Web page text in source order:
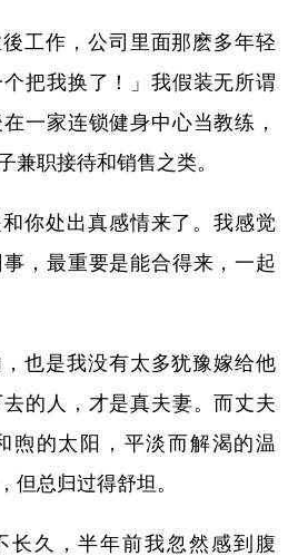
後工作，公司里面那麽多年轻
把我换了！」我假装无所谓
一家连锁健身中心当教练，
兼职接待和销售之类。
和你处出真感情来了。我感觉
，最重要是能合得来，一起
也是我没有太多犹豫嫁给他
的人，才是真夫妻。而丈夫
煦的太阳，平淡而解渴的温
但总归过得舒坦。
长久，半年前我忽然感到腹